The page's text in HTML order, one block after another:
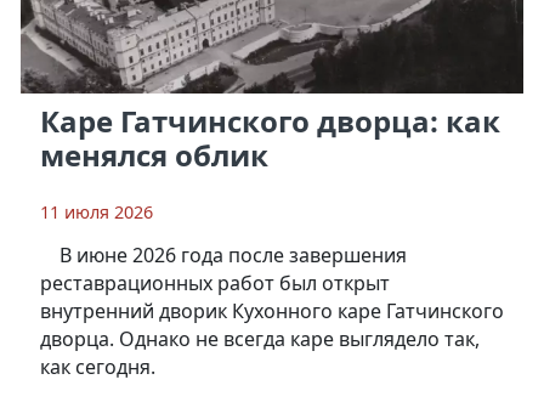
Каре Гатчинского дворца: как
менялся облик
11 июля 2026
В июне 2026 года после завершения
реставрационных работ был открыт
внутренний дворик Кухонного каре Гатчинского
дворца. Однако не всегда каре выглядело так,
как сегодня.